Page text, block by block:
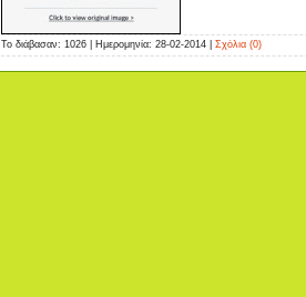
Το διάβασαν: 1026 | Ημερομηνία: 28-02-2014 Σχόλια (0)